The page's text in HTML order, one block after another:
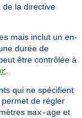
de la directive
mais inclut un en-
durée de
être contrôlée à
qui ne spécifient
permet de régler
max-age et